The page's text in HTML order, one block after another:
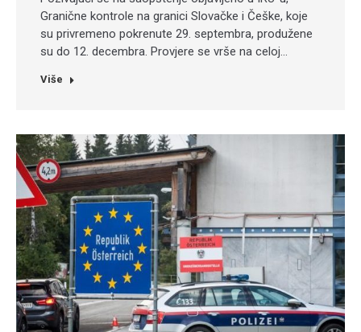
Granične kontrole na granici Slovačke i Češke, koje
su privremeno pokrenute 29. septembra, produžene
su do 12. decembra. Provjere se vrše na celoj…
Više